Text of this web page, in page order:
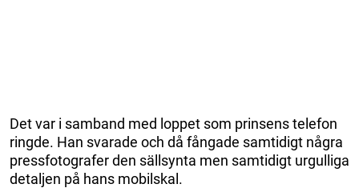
Det var i samband med loppet som prinsens telefon
ringde. Han svarade och då fångade samtidigt några
pressfotografer den sällsynta men samtidigt urgulliga
detaljen på hans mobilskal.